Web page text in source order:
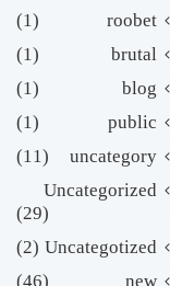
roobet
(1)
brutal
(1)
blog
(1)
public
(1)
uncategory
(11)
Uncategorized
(29)
Uncategotized
(2)